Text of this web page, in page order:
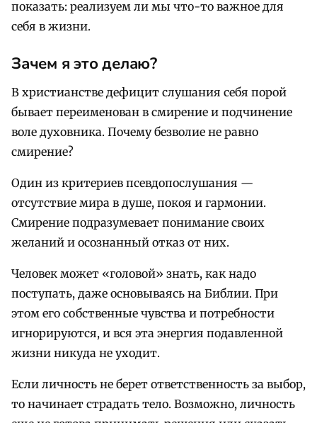
показать: реализуем ли мы что-то важное для
себя в жизни.
Зачем я это делаю?
В христианстве дефицит слушания себя порой
бывает переименован в смирение и подчинение
воле духовника. Почему безволие не равно
смирение?
Один из критериев псевдопослушания —
отсутствие мира в душе, покоя и гармонии.
Смирение подразумевает понимание своих
желаний и осознанный отказ от них.
Человек может «головой» знать, как надо
поступать, даже основываясь на Библии. При
этом его собственные чувства и потребности
игнорируются, и вся эта энергия подавленной
жизни никуда не уходит.
Если личность не берет ответственность за выбор,
то начинает страдать тело. Возможно, личность